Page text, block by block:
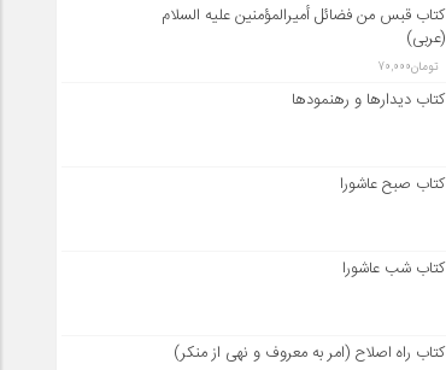
کتاب قبس من فضائل أميرالمؤمنين علیه السلام
(عربی)
تومان70,000
کتاب دیدارها و رهنمودها
کتاب صبح عاشورا
کتاب شب عاشورا
کتاب راه اصلاح (امر به معروف و نهی از منکر)